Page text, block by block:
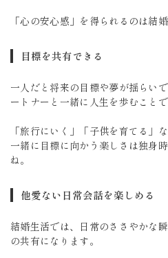
「心の安心感」を得られるのは結
目標を共有できる
一人だと将来の目標や夢が揺らい
ートナーと一緒に人生を歩むこと
「旅行にいく」「子供を育てる」
一緒に目標に向かう楽しさは独身
ね。
他愛ない日常会話を楽しめる
結婚生活では、日常のささやかな
の共有になります。